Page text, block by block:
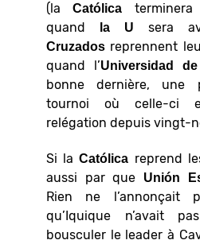
(laCatólica terminera
quand
la U sera
Cruzados reprennent
quand l’Universidad
bonne dernière, une
tournoi où celle-ci
relégation depuis vingt-
Si laCatólica reprend
aussi par que
Unión
Rien ne l’annonçait
qu’Iquique n’avait
bousculer le leader à